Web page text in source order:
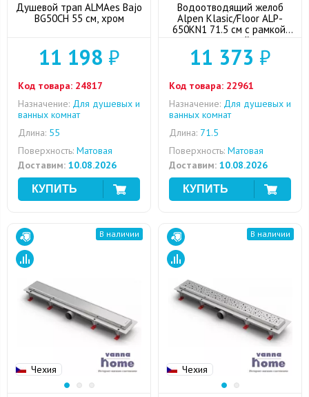
Душевой трап ALMAes Bajo
BG50CH 55 см, хром
11 198 ₽
Код товара: 24817
Назначение: Для душевых и
ванных комнат
Длина: 55
Поверхность: Матовая
Доставим: 10.08.2026
Водоотводящий желоб
Alpen Klasic/Floor ALP-
650KN1 71.5 см с рамкой,
матовый
11 373 ₽
Код товара: 22961
Назначение: Для душевых и
ванных комнат
Длина: 71.5
Поверхность: Матовая
Доставим: 10.08.2026
Чехия
В наличии
Чехия
В наличии